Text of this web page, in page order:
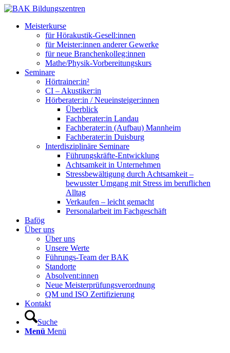
Meisterkurse
für Hörakustik-Gesell:innen
für Meister:innen anderer Gewerke
für neue Branchenkolleg:innen
Mathe/Physik-Vorbereitungskurs
Seminare
Hörtrainer:in²
CI – Akustiker:in
Hörberater:in / Neueinsteiger:innen
Überblick
Fachberater:in Landau
Fachberater:in (Aufbau) Mannheim
Fachberater:in Duisburg
Interdisziplinäre Seminare
Führungskräfte-Entwicklung
Achtsamkeit in Unternehmen
Stressbewältigung durch Achtsamkeit –
bewusster Umgang mit Stress im beruflichen
Alltag
Verkaufen – leicht gemacht
Personalarbeit im Fachgeschäft
Bafög
Über uns
Über uns
Unsere Werte
Führungs-Team der BAK
Standorte
Absolvent:innen
Neue Meisterprüfungsverordnung
QM und ISO Zertifizierung
Kontakt
Suche
Menü Menü